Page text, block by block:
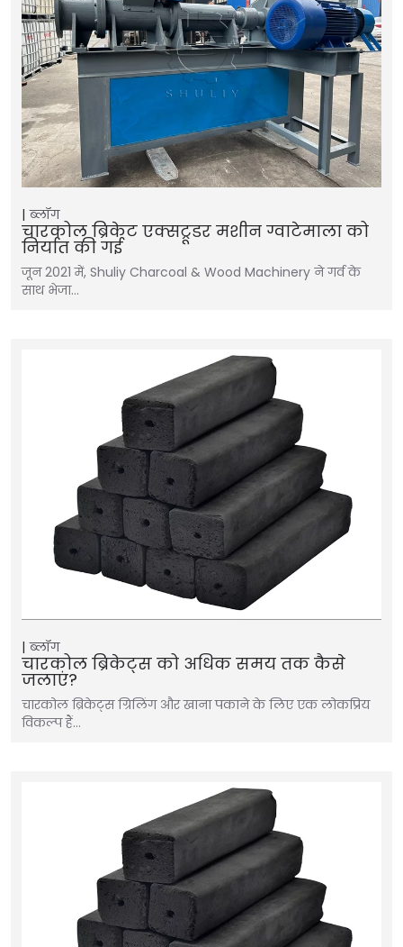
ब्लॉग
चारकोल ब्रिकेट एक्सट्रूडर मशीन ग्वाटेमाला को
निर्यात की गई
जून 2021 में, Shuliy Charcoal & Wood Machinery ने गर्व के
साथ भेजा…
ब्लॉग
चारकोल ब्रिकेट्स को अधिक समय तक कैसे
जलाएं?
चारकोल ब्रिकेट्स ग्रिलिंग और खाना पकाने के लिए एक लोकप्रिय
विकल्प हैं…